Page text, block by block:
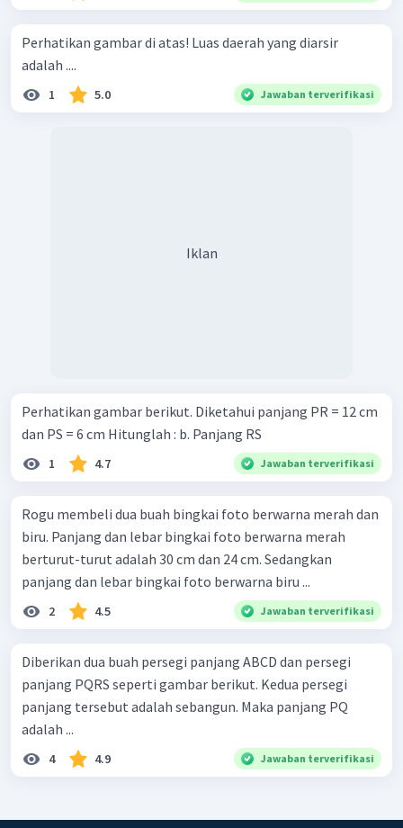
Perhatikan gambar di atas! Luas daerah yang diarsir
adalah ....
1 5.0 Jawaban terverifikasi
Iklan
Perhatikan gambar berikut. Diketahui panjang PR = 12 cm
dan PS = 6 cm Hitunglah : b. Panjang RS
1 4.7 Jawaban terverifikasi
Rogu membeli dua buah bingkai foto berwarna merah dan
biru. Panjang dan lebar bingkai foto berwarna merah
berturut-turut adalah 30 cm dan 24 cm. Sedangkan
panjang dan lebar bingkai foto berwarna biru ...
2 4.5 Jawaban terverifikasi
Diberikan dua buah persegi panjang ABCD dan persegi
panjang PQRS seperti gambar berikut. Kedua persegi
panjang tersebut adalah sebangun. Maka panjang PQ
adalah ...
4 4.9 Jawaban terverifikasi